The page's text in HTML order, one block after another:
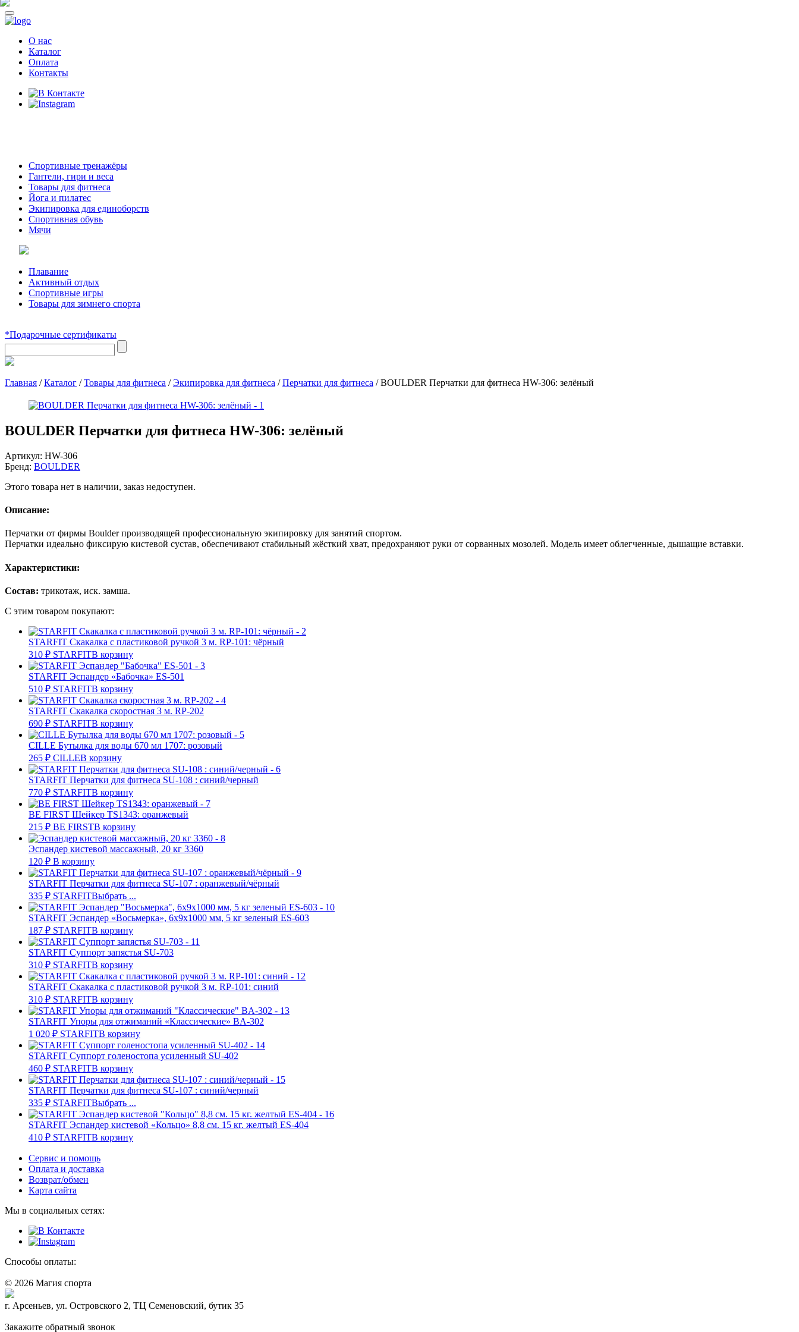
О нас
Каталог
Оплата
Контакты
Спортивные тренажёры
Гантели, гири и веса
Товары для фитнеса
Йога и пилатес
Экипировка для единоборств
Спортивная обувь
Мячи
Плавание
Активный отдых
Спортивные игры
Товары для зимнего спорта
*Подарочные сертификаты
Главная /Каталог /Товары для фитнеса /Экипировка для фитнеса /Перчатки для фитнеса /BOULDER Перчатки для фитнеса HW-306: зелёный
BOULDER Перчатки для фитнеса HW-306: зелёный
Артикул: HW-306
Бренд: BOULDER
Этого товара нет в наличии, заказ недоступен.
Описание:
Перчатки от фирмы Boulder производящей профессиональную экипировку для занятий спортом.
Перчатки идеально фиксирую кистевой сустав, обеспечивают стабильный жёсткий хват, предохраняют руки от сорванных мозолей. Модель имеет облегченные, дышащие вставки.
Характеристики:
Состав: трикотаж, иск. замша.
С этим товаром покупают:
STARFIT Скакалка с пластиковой ручкой 3 м. RP-101: чёрный
310 ₽ STARFITВ корзину
STARFIT Эспандер «Бабочка» ES-501
510 ₽ STARFITВ корзину
STARFIT Скакалка скоростная 3 м. RP-202
690 ₽ STARFITВ корзину
CILLE Бутылка для воды 670 мл 1707: розовый
265 ₽ CILLEВ корзину
STARFIT Перчатки для фитнеса SU-108 : синий/черный
770 ₽ STARFITВ корзину
BE FIRST Шейкер TS1343: оранжевый
215 ₽ BE FIRSTВ корзину
Эспандер кистевой массажный, 20 кг 3360
120 ₽ В корзину
STARFIT Перчатки для фитнеса SU-107 : оранжевый/чёрный
335 ₽ STARFITВыбрать ...
STARFIT Эспандер «Восьмерка», 6х9х1000 мм, 5 кг зеленый ES-603
187 ₽ STARFITВ корзину
STARFIT Суппорт запястья SU-703
310 ₽ STARFITВ корзину
STARFIT Скакалка с пластиковой ручкой 3 м. RP-101: синий
310 ₽ STARFITВ корзину
STARFIT Упоры для отжиманий «Классические» BA-302
1 020 ₽ STARFITВ корзину
STARFIT Суппорт голеностопа усиленный SU-402
460 ₽ STARFITВ корзину
STARFIT Перчатки для фитнеса SU-107 : синий/черный
335 ₽ STARFITВыбрать ...
STARFIT Эспандер кистевой «Кольцо» 8,8 см. 15 кг. желтый ES-404
410 ₽ STARFITВ корзину
Сервис и помощь
Оплата и доставка
Возврат/обмен
Карта сайта
Мы в социальных сетях:
Способы оплаты:
© 2026 Магия спорта
г. Арсеньев, ул. Островского 2, ТЦ Семеновский, бутик 35
Закажите обратный звонок